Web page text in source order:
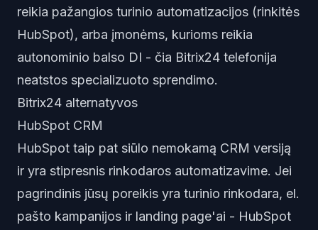
reikia pažangios turinio automatizacijos (rinkitės
HubSpot), arba įmonėms, kurioms reikia
autonominio balso DI - čia Bitrix24 telefonija
neatstos specializuoto sprendimo.
Bitrix24 alternatyvos
HubSpot CRM
HubSpot taip pat siūlo nemokamą CRM versiją
ir yra stipresnis rinkodaros automatizavime. Jei
pagrindinis jūsų poreikis yra turinio rinkodara, el.
pašto kampanijos ir landing page'ai - HubSpot